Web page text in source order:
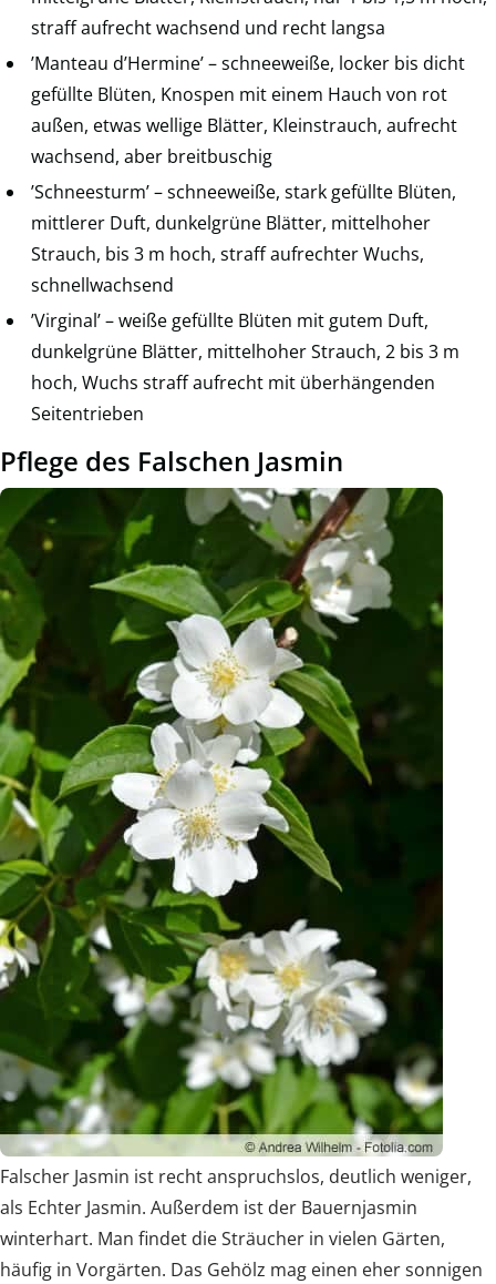
straff aufrecht wachsend und recht langsa
’Manteau d’Hermine’ – schneeweiße, locker bis dicht
gefüllte Blüten, Knospen mit einem Hauch von rot
außen, etwas wellige Blätter, Kleinstrauch, aufrecht
wachsend, aber breitbuschig
’Schneesturm’ – schneeweiße, stark gefüllte Blüten,
mittlerer Duft, dunkelgrüne Blätter, mittelhoher
Strauch, bis 3 m hoch, straff aufrechter Wuchs,
schnellwachsend
’Virginal’ – weiße gefüllte Blüten mit gutem Duft,
dunkelgrüne Blätter, mittelhoher Strauch, 2 bis 3 m
hoch, Wuchs straff aufrecht mit überhängenden
Seitentrieben
Pflege des Falschen Jasmin
Falscher Jasmin ist recht anspruchslos, deutlich weniger,
als Echter Jasmin. Außerdem ist der Bauernjasmin
winterhart. Man findet die Sträucher in vielen Gärten,
häufig in Vorgärten. Das Gehölz mag einen eher sonnigen